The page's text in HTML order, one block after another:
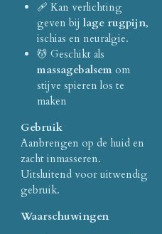
🩹 Kan verlichting
geven bij lage rugpijn,
ischias en neuralgie.
💆 Geschikt als
massagebalsemom
stijve spieren los te
maken
Gebruik
Aanbrengen op de huid en
zacht inmasseren.
Uitsluitend voor uitwendig
gebruik.
Waarschuwingen